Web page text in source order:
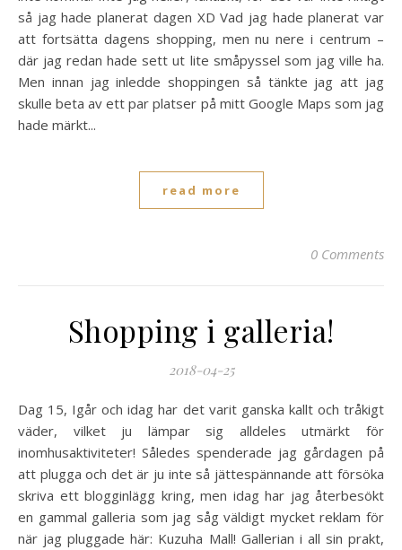
så jag hade planerat dagen XD Vad jag hade planerat var
att fortsätta dagens shopping, men nu nere i centrum –
där jag redan hade sett ut lite småpyssel som jag ville ha.
Men innan jag inledde shoppingen så tänkte jag att jag
skulle beta av ett par platser på mitt Google Maps som jag
hade märkt...
read more
0 Comments
Shopping i galleria!
2018-04-25
Dag 15, Igår och idag har det varit ganska kallt och tråkigt
väder, vilket ju lämpar sig alldeles utmärkt för
inomhusaktiviteter! Således spenderade jag gårdagen på
att plugga och det är ju inte så jättespännande att försöka
skriva ett blogginlägg kring, men idag har jag återbesökt
en gammal galleria som jag såg väldigt mycket reklam för
när jag pluggade här: Kuzuha Mall! Gallerian i all sin prakt,